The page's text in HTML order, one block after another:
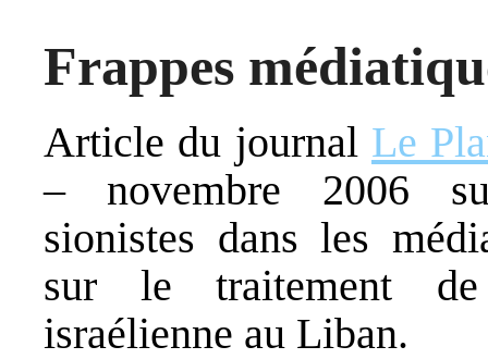
Frappes
Article du journal Le
– novembre 2006
sionistes dans les
sur le traitement
israélienne au Liban.